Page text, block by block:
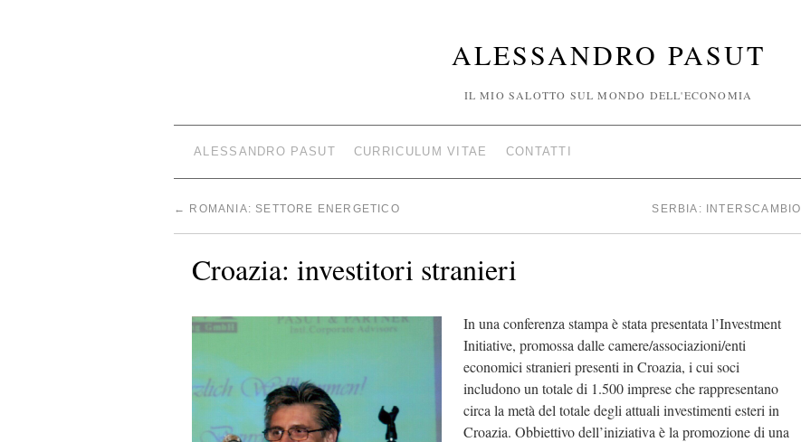
ALESSANDRO PASUT
IL MIO SALOTTO SUL MONDO DELL'ECONOMIA
ALESSANDRO PASUT CURRICULUM VITAE CONTATTI
← ROMANIA: SETTORE ENERGETICO SERBIA: INTERSCAMBIO
Croazia: investitori stranieri
In una conferenza stampa è stata presentata l’Investment
Initiative, promossa dalle camere/associazioni/enti
economici stranieri presenti in Croazia, i cui soci
includono un totale di 1.500 imprese che rappresentano
circa la metà del totale degli attuali investimenti esteri in
Croazia. Obbiettivo dell’iniziativa è la promozione di una